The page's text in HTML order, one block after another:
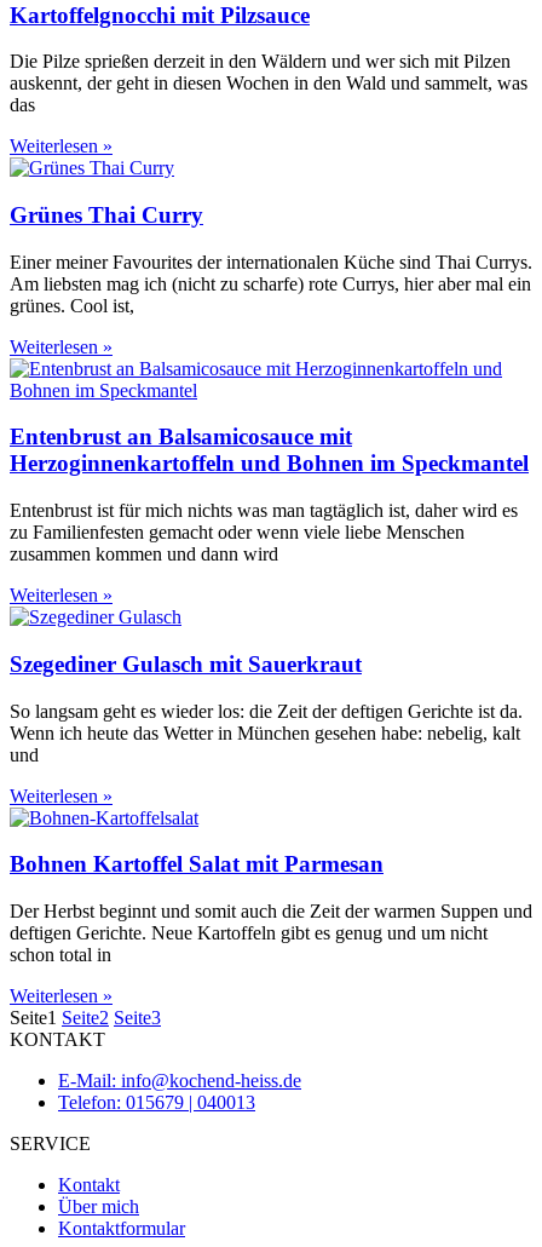
Kartoffelgnocchi mit Pilzsauce
Die Pilze sprießen derzeit in den Wäldern und wer sich mit Pilzen
auskennt, der geht in diesen Wochen in den Wald und sammelt, was
das
Weiterlesen »
Grünes Thai Curry
Einer meiner Favourites der internationalen Küche sind Thai Currys.
Am liebsten mag ich (nicht zu scharfe) rote Currys, hier aber mal ein
grünes. Cool ist,
Weiterlesen »
Entenbrust an Balsamicosauce mit
Herzoginnenkartoffeln und Bohnen im Speckmantel
Entenbrust ist für mich nichts was man tagtäglich ist, daher wird es
zu Familienfesten gemacht oder wenn viele liebe Menschen
zusammen kommen und dann wird
Weiterlesen »
Szegediner Gulasch mit Sauerkraut
So langsam geht es wieder los: die Zeit der deftigen Gerichte ist da.
Wenn ich heute das Wetter in München gesehen habe: nebelig, kalt
und
Weiterlesen »
Bohnen Kartoffel Salat mit Parmesan
Der Herbst beginnt und somit auch die Zeit der warmen Suppen und
deftigen Gerichte. Neue Kartoffeln gibt es genug und um nicht
schon total in
Weiterlesen »
Seite1 Seite2 Seite3
KONTAKT
E-Mail: info@kochend-heiss.de
Telefon: 015679 | 040013
SERVICE
Kontakt
Über mich
Kontaktformular